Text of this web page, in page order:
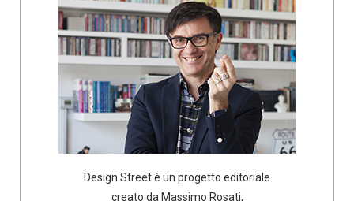
Design Street è un progetto editoriale
creato da Massimo Rosati,